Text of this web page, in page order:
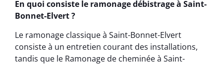
En quoi consiste le ramonage débistrage à Saint-
Bonnet-Elvert ?
Le ramonage classique à Saint-Bonnet-Elvert
consiste à un entretien courant des installations,
tandis que le Ramonage de cheminée à Saint-